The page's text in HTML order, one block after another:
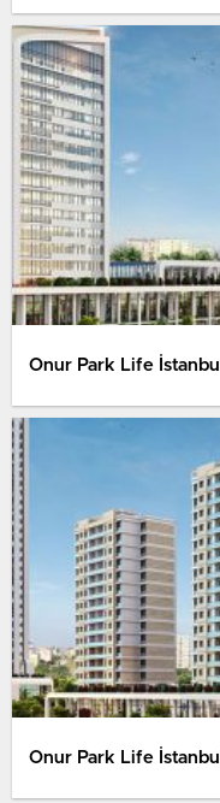
Onur Park Life
Onur Park Life